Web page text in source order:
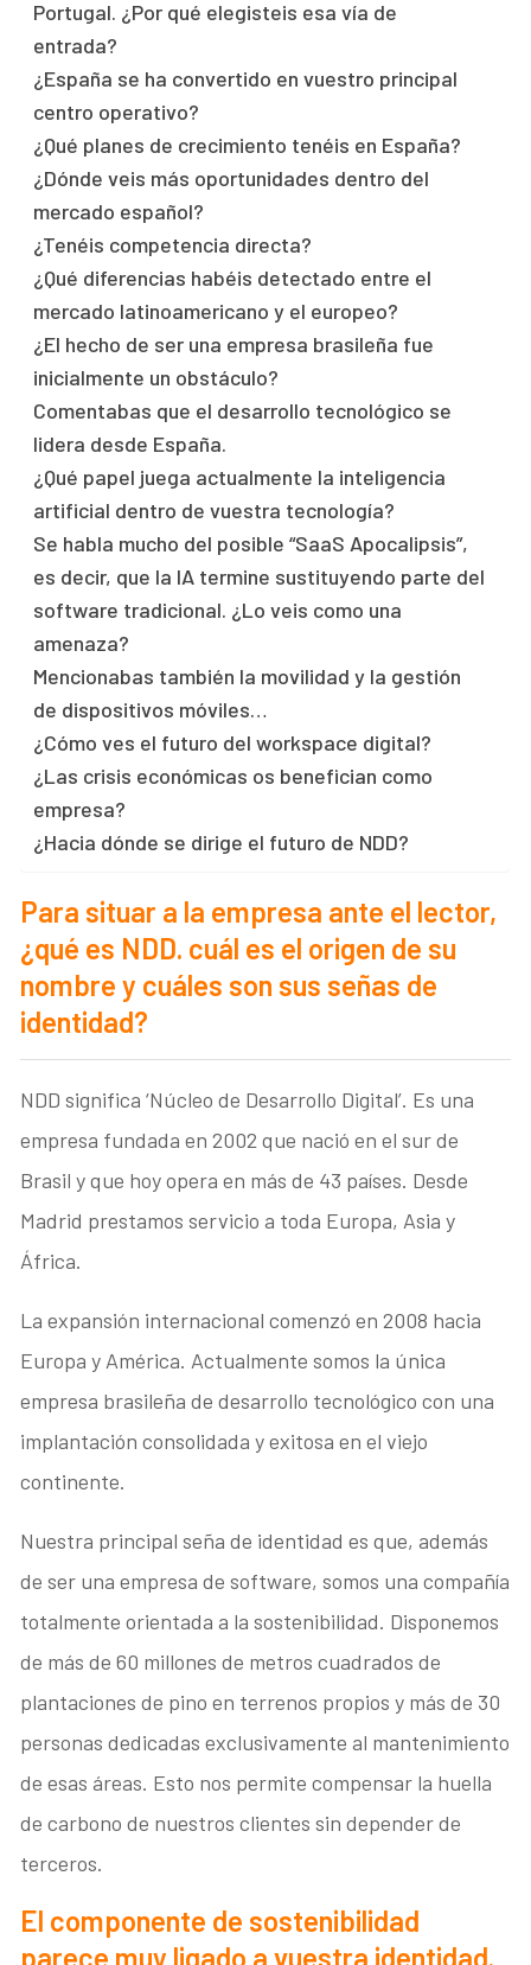
Portugal. ¿Por qué elegisteis esa vía de
entrada?
¿España se ha convertido en vuestro principal
centro operativo?
¿Qué planes de crecimiento tenéis en España?
¿Dónde veis más oportunidades dentro del
mercado español?
¿Tenéis competencia directa?
¿Qué diferencias habéis detectado entre el
mercado latinoamericano y el europeo?
¿El hecho de ser una empresa brasileña fue
inicialmente un obstáculo?
Comentabas que el desarrollo tecnológico se
lidera desde España.
¿Qué papel juega actualmente la inteligencia
artificial dentro de vuestra tecnología?
Se habla mucho del posible “SaaS Apocalipsis”,
es decir, que la IA termine sustituyendo parte del
software tradicional. ¿Lo veis como una
amenaza?
Mencionabas también la movilidad y la gestión
de dispositivos móviles…
¿Cómo ves el futuro del workspace digital?
¿Las crisis económicas os benefician como
empresa?
¿Hacia dónde se dirige el futuro de NDD?
Para situar a la empresa ante el lector,
¿qué es NDD. cuál es el origen de su
nombre y cuáles son sus señas de
identidad?
NDD significa ‘Núcleo de Desarrollo Digital’. Es una
empresa fundada en 2002 que nació en el sur de
Brasil y que hoy opera en más de 43 países. Desde
Madrid prestamos servicio a toda Europa, Asia y
África.
La expansión internacional comenzó en 2008 hacia
Europa y América. Actualmente somos la única
empresa brasileña de desarrollo tecnológico con una
implantación consolidada y exitosa en el viejo
continente.
Nuestra principal seña de identidad es que, además
de ser una empresa de software, somos una compañía
totalmente orientada a la sostenibilidad. Disponemos
de más de 60 millones de metros cuadrados de
plantaciones de pino en terrenos propios y más de 30
personas dedicadas exclusivamente al mantenimiento
de esas áreas. Esto nos permite compensar la huella
de carbono de nuestros clientes sin depender de
terceros.
El componente de sostenibilidad
parece muy ligado a vuestra identidad.